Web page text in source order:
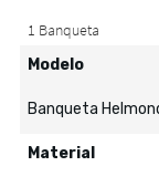
Modelo
Banqueta
Material